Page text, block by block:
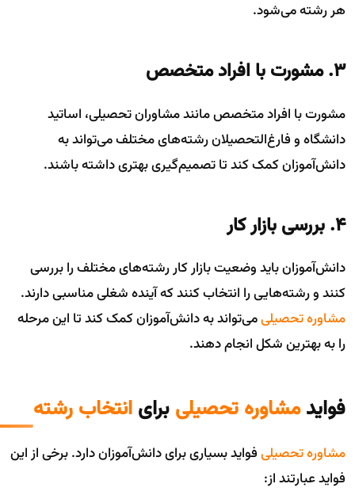
هر رشته می‌شود.
۳. مشورت با افراد متخصص
مشورت با افراد متخصص مانند مشاوران تحصیلی، اساتید
دانشگاه و فارغ‌التحصیلان رشته‌های مختلف می‌تواند به
دانش‌آموزان کمک کند تا تصمیم‌گیری بهتری داشته باشند.
۴. بررسی بازار کار
دانش‌آموزان باید وضعیت بازار کار رشته‌های مختلف را بررسی
کنند و رشته‌هایی را انتخاب کنند که آینده شغلی مناسبی دارند.
مشاوره تحصیلیمی‌تواند به دانش‌آموزان کمک کند تا این مرحله
را به بهترین شکل انجام دهند.
فوایدمشاوره تحصیلی برای انتخاب رشته
مشاوره تحصیلیفواید بسیاری برای دانش‌آموزان دارد. برخی از این
فواید عبارتند از: